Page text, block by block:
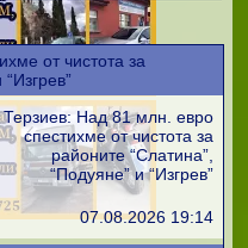
от чистота за
Терзиев: Над 81 млн. евро
спестихме от чистота за
районите “Слатина”,
“Подуяне” и “Изгрев”
07.08.2026 19:14